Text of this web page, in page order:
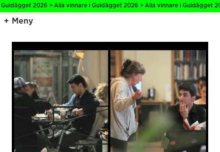
2026 > Alla vinnare i Guldägget 2026 > Alla vinnare i Guldägget
Meny